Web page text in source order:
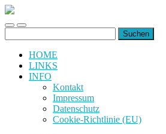
uiuiuiuiuiuiui.de
Toggle
mobile
Toggle
search
nach:
HOME
LINKS
INFO
Kontakt
Impressum
Datenschutz
Cookie-Richtlinie (EU)